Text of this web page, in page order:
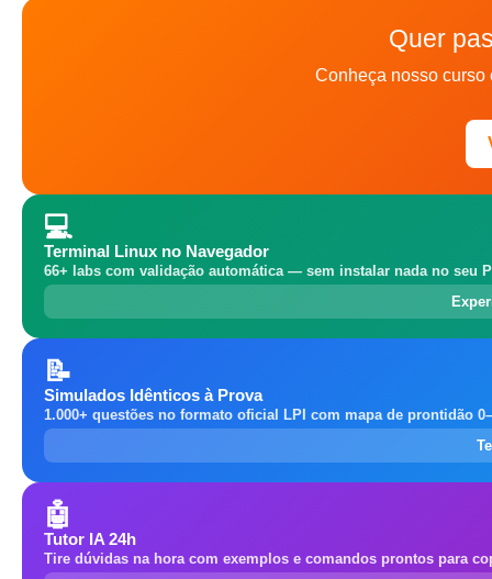
Quer
Conheça nosso curso
💻
Terminal Linux no Navegador
66+ labs com validação automática — sem instalar nada no seu
📝
Simulados Idênticos à Prova
1.000+ questões no formato oficial LPI com mapa de prontidão
🤖
Tutor IA 24h
Tire dúvidas na hora com exemplos e comandos prontos para